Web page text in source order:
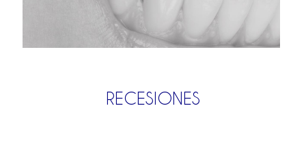
RECESIONES